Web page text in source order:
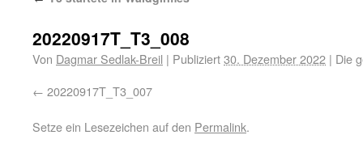
20220917T_T3_008
Von Dagmar Sedlak-Breil | Publiziert30. Dezember 2022 | Die
20220917T_T3_007
Setze ein Lesezeichen auf den Permalink.